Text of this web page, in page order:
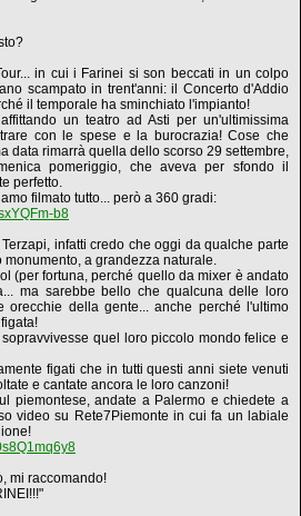
in cui i Farinei si son beccati in un colpo
scampato in trent'anni: il Concerto d'Addio
il temporale ha sminchiato l'impianto!
un teatro ad Asti per un'ultimissima
con le spese e la burocrazia! Cose che
data rimarrà quella dello scorso 29 settembre,
pomeriggio, che aveva per sfondo il
perfetto.
filmato tutto... però a 360 gradi:
b8
infatti credo che oggi da qualche parte
a grandezza naturale.
(per fortuna, perché quello da mixer è andato
ma sarebbe bello che qualcuna delle loro
orecchie della gente... anche perché l'ultimo
quel loro piccolo mondo felice e
figati che in tutti questi anni siete venuti
e cantate ancora le loro canzoni!
piemontese, andate a Palermo e chiedete a
video su Rete7Piemonte in cui fa un labiale
mi raccomando!